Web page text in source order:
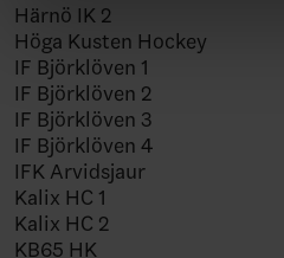
Härnö IK 2
Höga Kusten Hockey
IF Björklöven 1
IF Björklöven 2
IF Björklöven 3
IF Björklöven 4
IFK Arvidsjaur
Kalix HC 1
Kalix HC 2
KB65 HK